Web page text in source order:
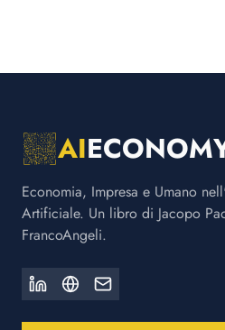
AI
Economia, Impresa e Umano
Artificiale. Un libro di Jacopo
FrancoAngeli.